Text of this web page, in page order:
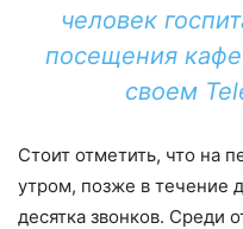
человек
посещения
своем
Стоит отметить, что на
утром, позже в течение
десятка звонков. Среди